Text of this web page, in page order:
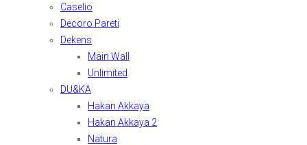
Caselio
Decoro Pareti
Dekens
Main Wall
Unlimited
DU&KA
Hakan Akkaya
Hakan Akkaya 2
Natura